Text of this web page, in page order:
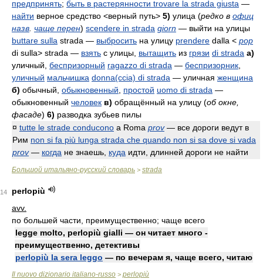
предпринять; быть в растерянности trovare la strada giusta —
найти верное средство <верный путь> 5) улица (редко в офиц
назв чаще перен) scendere in strada giorn — выйти на улицы
buttare sulla strada — выбросить на улицу prendere dalla < pop
di sulla> strada — взять с улицы, вытащить из грязи di strada а)
уличный, беспризорный ragazzo di strada — беспризорник
уличный мальчишка donna(ccia) di strada — уличная женщина
б) обычный, обыкновенный простой uomo di strada —
обыкновенный человек в) обращённый на улицу (об окне,
фасаде) 6) разводка зубьев пилы
¤ tutte le strade conducono a Roma prov — все дороги ведут в
Рим non si fa più lunga strada che quando non si sa dove si vada
prov — когда не знаешь, куда идти, длинней дороги не найти
Большой итальяно-русский словарь > strada
14
perlopiù
avv.
по большей части, преимущественно; чаще всего
legge molto, perlopiù gialli — он читает много -
преимущественно, детективы
perlopiù la sera leggo — по вечерам я, чаще всего, читаю
Il nuovo dizionario italiano-russo > perlopiù